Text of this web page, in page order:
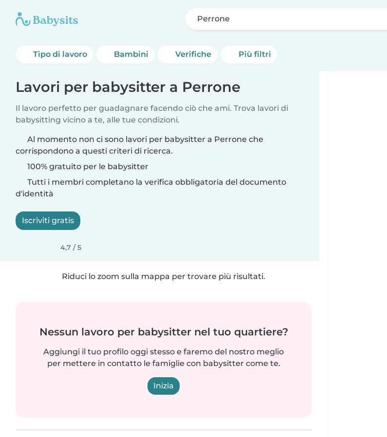
Perrone
Tipo di lavoro Bambini Verifiche Più filtri
Lavori per babysitter a Perrone
Il lavoro perfetto per guadagnare facendo ciò che ami. Trova lavori di
babysitting vicino a te, alle tue condizioni.
Al momento non ci sono lavori per babysitter a Perrone che
corrispondono a questi criteri di ricerca.
100% gratuito per le babysitter
Tutti i membri completano la verifica obbligatoria del documento
d'identità
Iscriviti gratis
4,7 / 5
Riduci lo zoom sulla mappa per trovare più risultati.
Nessun lavoro per babysitter nel tuo quartiere?
Aggiungi il tuo profilo oggi stesso e faremo del nostro meglio
per mettere in contatto le famiglie con babysitter come te.
Inizia